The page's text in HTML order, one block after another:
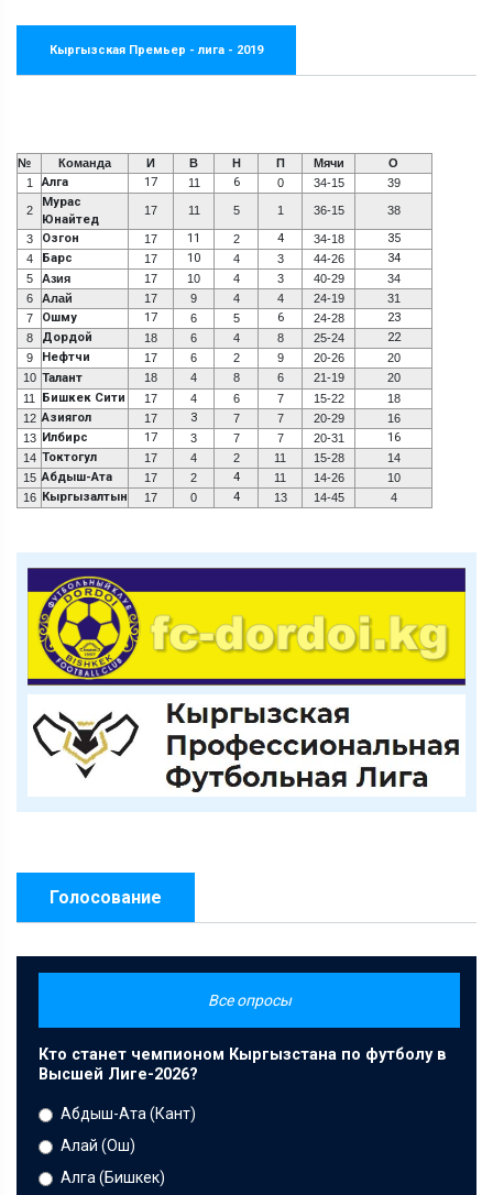
Кыргызская Премьер - лига - 2019
№ Команда И В Н П Мячи
О
1
Алга 17 11 6 0 34-15 39
2
Мурас
Юнайтед
17 11 5 1 36-15 38
3 Озгон 17 11 2 4 34-18 35
4 Барс 17 10 4 3 44-26 34
5 Азия 17 10 4 3 40-29
34
6
Алай 17 9 4 4 24-19
31
7
Ошму 17 6 5 6 24-28 23
8 Дордой 18 6 4 8 25-24 22
9 Нефтчи 17 6 2 9 20-26
20
10 Талант 18 4 8 6 21-19
20
11
Бишкек Сити 17 4 6 7 15-22
18
12 Азиягол 17 3 7 7 20-29
16
13 Илбирс 17 3 7 7 20-31 16
14 Токтогул 17 4 2 11 15-28
14
15 Абдыш-Ата 17 2 4 11 14-26
10
16 Кыргызалтын 17 0 4 13 14-45 4
Голосование
Все опросы
Кто станет чемпионом Кыргызстана по футболу в
Высшей Лиге-2026?
Абдыш-Ата (Кант)
Алай (Ош)
Алга (Бишкек)